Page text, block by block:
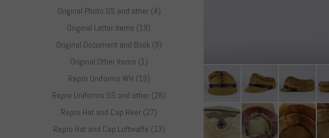
Original Photo SS and other (4)
Original Letter items (19)
Original Document and Book (9)
Original Other Items (1)
Repro Uniforms WH (19)
Repro Uniforms SS and other (28)
Repro Hat and Cap Heer (27)
Repro Hat and Cap Luftwaffe (13)